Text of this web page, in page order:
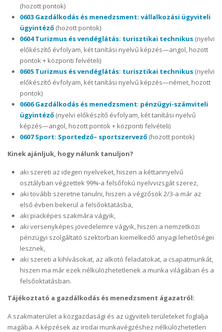
(hozott pontok)
0603 Gazdálkodás és menedzsment: vállalkozási ügyviteli
ügyintéző (hozott pontok)
0604 Turizmus és vendéglátás: turisztikai technikus (nyelvi
előkészítő évfolyam, két tanítási nyelvű képzés—angol, hozott
pontok + központi felvételi)
0605 Turizmus és vendéglátás: turisztikai technikus (nyelvi
előkészítő évfolyam, két tanítási nyelvű képzés—német, hozott
pontok)
0606 Gazdálkodás és menedzsment: pénzügyi-számviteli
ügyintéző (nyelvi előkészítő évfolyam, két tanítási nyelvű
képzés—angol, hozott pontok + központi felvételi)
0607 Sport: Sportedző– sportszervező (hozott pontok)
Kinek ajánljuk, hogy nálunk tanuljon?
aki szereti az idegen nyelveket, hiszen a kéttannyelvű
osztályban végzettek 99%-a felsőfokú nyelvvizsgát szerez,
aki tovább szeretne tanulni, hiszen a végzősök 2/3-a már az
első évben bekerül a felsőoktatásba,
aki piacképes szakmára vágyik,
aki versenyképes jövedelemre vágyik, hiszen a nemzetközi
pénzügyi szolgáltató szektorban kiemelkedő anyagi lehetőségei
lesznek,
aki szereti a kihívásokat, az alkotó feladatokat, a csapatmunkát,
hiszen ma már ezek nélkülözhetetlenek a munka világában és a
felsőoktatásban.
Tájékoztató a gazdálkodás és menedzsment ágazatról:
A szakmaterület a közgazdasági és az ügyviteli területeket foglalja
magába. A képzések az irodai munkavégzéshez nélkülözhetetlen